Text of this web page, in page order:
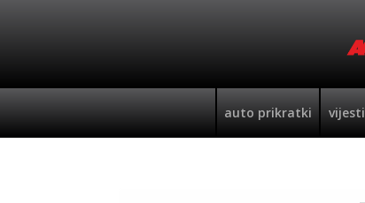
auto prikratki vijesti